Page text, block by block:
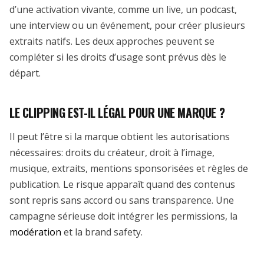
d’une activation vivante, comme un live, un podcast,
une interview ou un événement, pour créer plusieurs
extraits natifs. Les deux approches peuvent se
compléter si les droits d’usage sont prévus dès le
départ.
LE CLIPPING EST-IL LÉGAL POUR UNE MARQUE ?
Il peut l’être si la marque obtient les autorisations
nécessaires: droits du créateur, droit à l’image,
musique, extraits, mentions sponsorisées et règles de
publication. Le risque apparaît quand des contenus
sont repris sans accord ou sans transparence. Une
campagne sérieuse doit intégrer les permissions, la
modération et la brand safety.